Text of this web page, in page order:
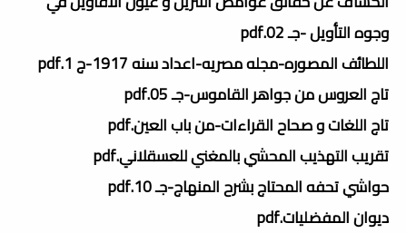
وجوه التأويل -جـ 02.pdf
اللطائف المصوره-مجله مصريه-اعداد سنه 1917-ج 1.pdf
تاج العروس من جواهر القاموس-جـ 05.pdf
تاج اللغات و صحاح القراءات-من باب العين.pdf
تقريب التهذيب المحشي بالمغني للعسقلاني.pdf
حواشي تحفه المحتاج بشرح المنهاج-جـ 10.pdf
ديوان المفضليات.pdf